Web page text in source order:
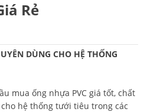
Rẻ
DÙNG CHO HỆ THỐNG
mua ống nhựa PVC giá tốt, chất
hệ thống tưới tiêu trong các